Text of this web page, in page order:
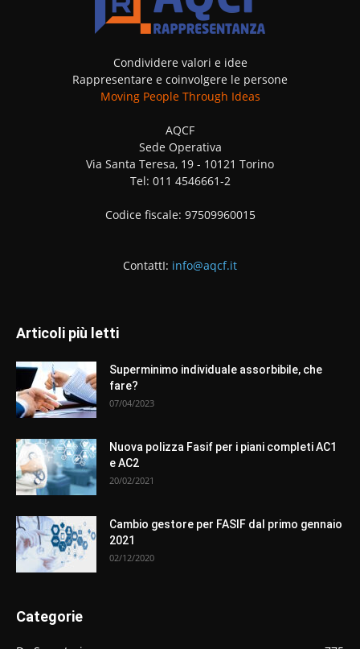
Condividere valori e idee
Rappresentare e coinvolgere le persone
Moving People Through Ideas
AQCF
Sede Operativa
Via Santa Teresa, 19 - 10121 Torino
Tel: 011 4546661-2
Codice fiscale: 97509960015
ContattI: info@aqcf.it
Articoli più letti
Superminimo individuale assorbibile, che
fare?
07/04/2023
Nuova polizza Fasif per i piani completi AC1
e AC2
20/02/2021
Cambio gestore per FASIF dal primo gennaio
2021
02/12/2020
Categorie